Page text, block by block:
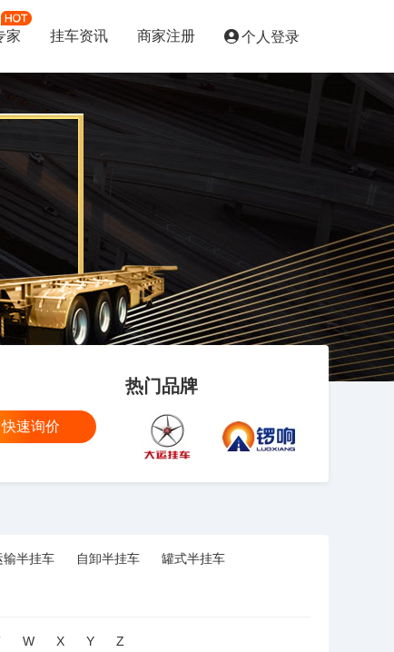
家 挂车资讯 商家注册 个人登录
快速询价
热门品牌
输半挂车 自卸半挂车 罐式半挂车
W X Y Z